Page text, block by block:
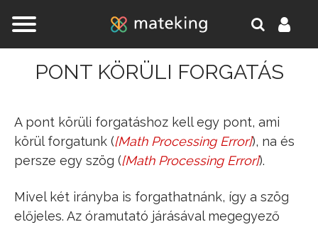
PONT KÖRÜLI FORGATÁS
A pont körüli forgatáshoz kell egy pont, ami
körül forgatunk ([Math Processing Error]
O
), na és
persze egy szög ([Math Processing Error]
α ).
Mivel két irányba is forgathatnánk, így a szög
előjeles. Az óramutató járásával megegyező